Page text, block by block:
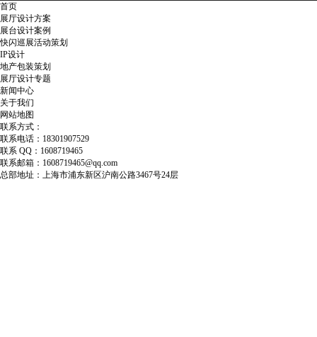
首页
展厅设计方案
展台设计案例
快闪巡展活动策划
IP设计
地产包装策划
展厅设计专题
新闻中心
关于我们
网站地图
联系方式：
联系电话：18301907529
联系 QQ：1608719465
联系邮箱：1608719465@qq.com
总部地址：上海市浦东新区沪南公路3467号24层